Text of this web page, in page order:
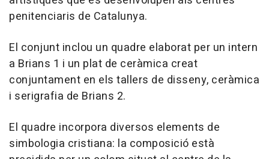
penitenciaris de Catalunya.
El conjunt inclou un quadre elaborat per un intern
a Brians 1 i un plat de ceràmica creat
conjuntament en els tallers de disseny, ceràmica
i serigrafia de Brians 2.
El quadre incorpora diversos elements de
simbologia cristiana: la composició està